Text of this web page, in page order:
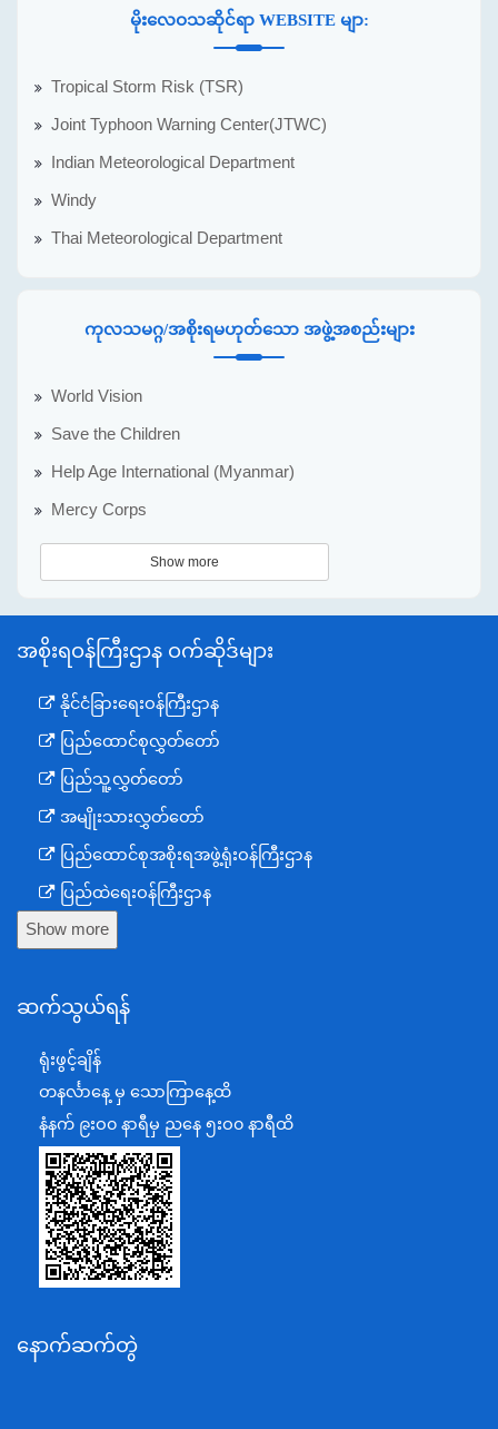
မိုးလေဝသဆိုင်ရာ WEBSITE မျာ:
Tropical Storm Risk (TSR)
Joint Typhoon Warning Center(JTWC)
Indian Meteorological Department
Windy
Thai Meteorological Department
ကုလသမဂ္ဂ/အစိုးရမဟုတ်သော အဖွဲ့အစည်းများ
World Vision
Save the Children
Help Age International (Myanmar)
Mercy Corps
Show more
အစိုးရဝန်ကြီးဌာန ဝက်ဆိုဒ်များ
နိုင်ငံခြားရေးဝန်ကြီးဌာန
ပြည်ထောင်စုလွှတ်တော်
ပြည်သူ့လွှတ်တော်
အမျိုးသားလွှတ်တော်
ပြည်ထောင်စုအစိုးရအဖွဲ့ရုံးဝန်ကြီးဌာန
ပြည်ထဲရေးဝန်ကြီးဌာန
ကာကွယ်ရေးဝန်ကြီးဌာန
စီမံကိန်း၊ဘဏ္ဍာရေးနှင့်စက်မှုဝန်ကြီးဌာန
အပြည်ပြည်ဆိုင်ရာပူးပေါင်းဆောင်ရွက်ရေးဝန်ကြီးဌာန
ပြန်ကြားရေးဝန်ကြီးဌာန
သာသနာရေးနှင့် ယဉ်ကျေးမှုဝန်ကြီးဌာန
စိုက်ပျိုးရေး၊မွေးမြူရေးနှင့်ဆည်မြောင်းဝန်ကြီးဌာန
ပို့ဆောင်ရေးနှင့်ဆက်သွယ်ရေးဝန်ကြီးဌာန
သယံဇာတနှင့်ပတ်ဝန်းကျင်ထိန်းသိမ်းရေးဝန်ကြီးဌာန
အလုပ်သမား၊လူဝင်မှုကြီးကြပ်ရေးနှင့်ပြည်သူ့အင်အား
Show more
ဆက်သွယ်ရန်
ရုံးဖွင့်ချိန်
တနင်္လာနေ့ မှ သောကြာနေ့ထိ
နံနက် ၉းဝ၀ နာရီမှ ညနေ ၅းဝ၀ နာရီထိ
နောက်ဆက်တွဲ